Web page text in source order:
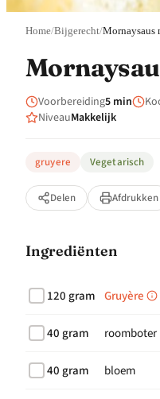
Home/Bijgerecht/Mornaysaus
Voorbereiding5 min
NiveauMakkelijk
gruyere Vegetarisch
Delen Afdrukken
Ingrediënten
120 gram Gruyère
40 gram roomboter
40 gram bloem